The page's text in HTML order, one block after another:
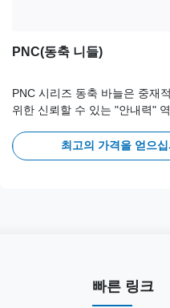
PNC(동축 니들)
PNC 시리즈 동축 바늘은 중재
위한 신뢰할 수 있는 "안내력"
인 접근 채널을 구축할 수 있어
해 여러 조직 샘플을 채취할 수
최고의 가격을 얻으
빠른 링크